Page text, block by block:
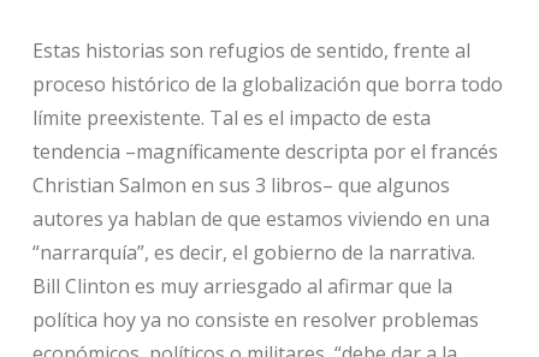
Estas historias son refugios de sentido, frente al
proceso histórico de la globalización que borra todo
límite preexistente. Tal es el impacto de esta
tendencia –magníficamente descripta por el francés
Christian Salmon en sus 3 libros– que algunos
autores ya hablan de que estamos viviendo en una
“narrarquía”, es decir, el gobierno de la narrativa.
Bill Clinton es muy arriesgado al afirmar que la
política hoy ya no consiste en resolver problemas